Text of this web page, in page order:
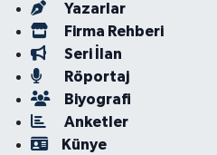
Yazarlar
Firma Rehberi
Seri İlan
Röportaj
Biyografi
Anketler
Künye